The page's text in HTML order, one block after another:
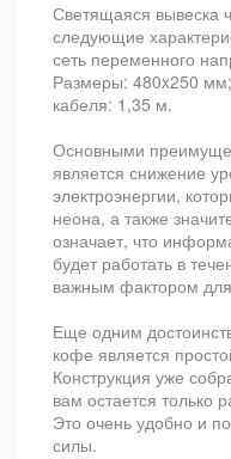
Светящаяся вывеска
следующие
сеть переменного
Размеры: 480x250 мм;
кабеля: 1,35 м.
Основными
является снижение
электроэнергии,
неона, а также
означает, что
будет работать в
важным фактором
Еще одним
кофе является
Конструкция уже
вам остается только
Это очень удобно и
силы.